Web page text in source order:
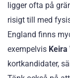
ligger ofta på
risigt till med
England finns
exempelvis Keira
kortkandidater,